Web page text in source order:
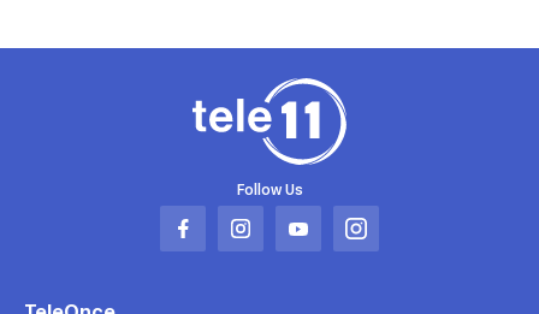
Follow Us
Abrir
Abrir
Abrir
Abrir